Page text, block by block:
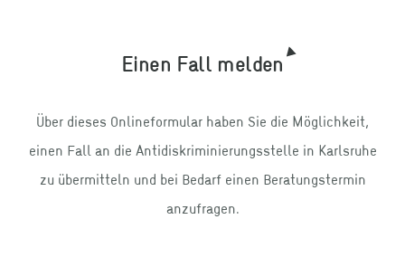
Einen Fall melden
Über dieses Onlineformular haben Sie die Möglichkeit,
einen Fall an die Antidiskriminierungsstelle in Karlsruhe
zu übermitteln und bei Bedarf einen Beratungstermin
anzufragen.